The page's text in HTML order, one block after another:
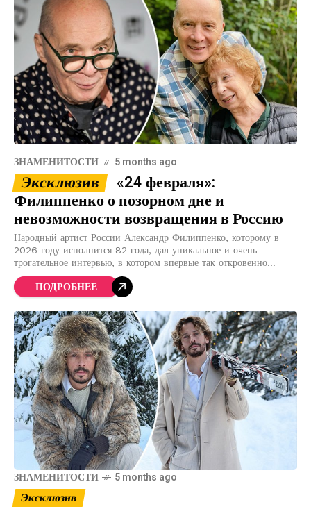
ЗНАМЕНИТОСТИ 5 months ago
Эксклюзив
«24 февраля»:
Филиппенко о позорном дне и
невозможности возвращения в Россию
Народный артист России Александр Филиппенко, которому в
2026 году исполнится 82 года, дал уникальное и очень
трогательное интервью, в котором впервые так откровенно
рассказал о своих взглядах на войну и
ПОДРОБНЕЕ
ЗНАМЕНИТОСТИ 5 months ago
Эксклюзив